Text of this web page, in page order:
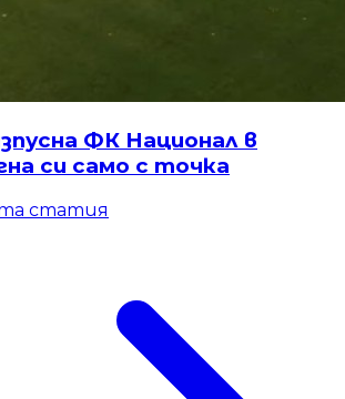
ФК Национал в
си само с точка
статия